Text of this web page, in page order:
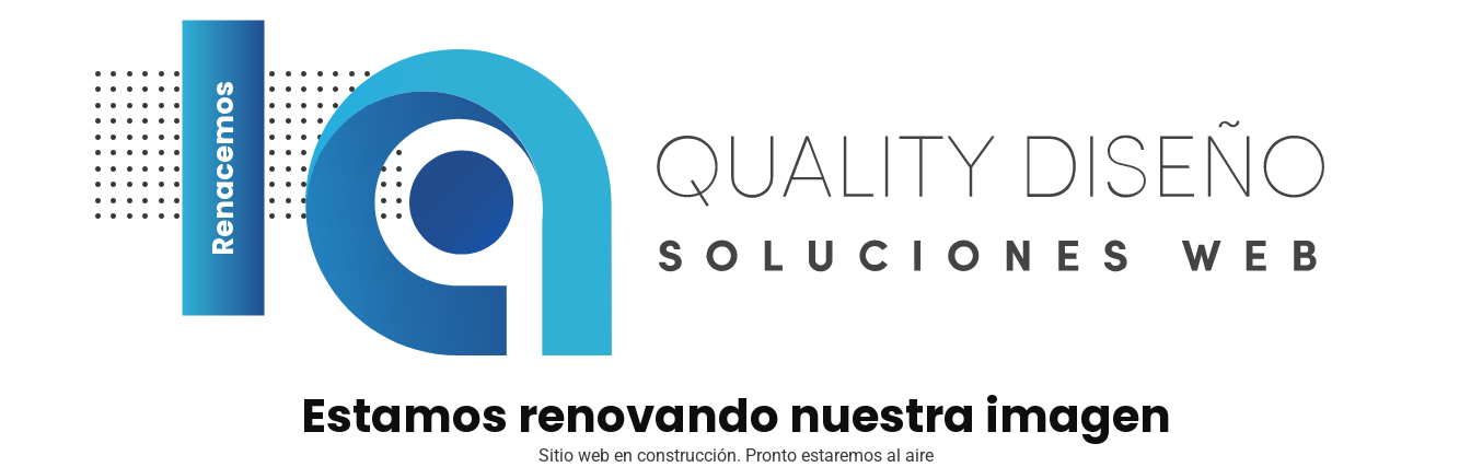
Renacemos
Estamos renovando nuestra imagen
Sitio web en construcción. Pronto estaremos al aire